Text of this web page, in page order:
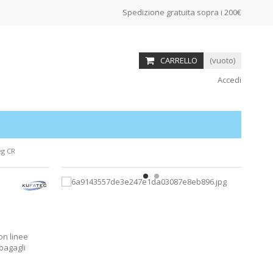
Spedizione gratuita sopra i 200€
CARRELLO
(vuoto)
Accedi
CR
linee